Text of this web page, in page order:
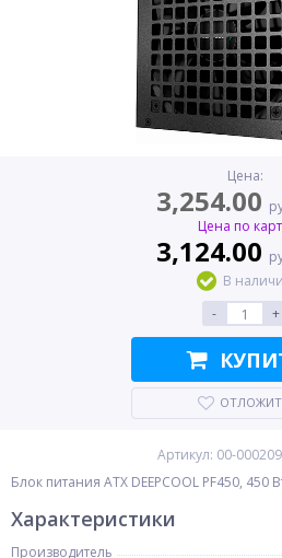
Цена:
3,254.00
Цена по
3,124.00
В
-
+
Артикул: 00-
Блок питания ATX DEEPCOOL PF450, 450
Характеристики
Производитель